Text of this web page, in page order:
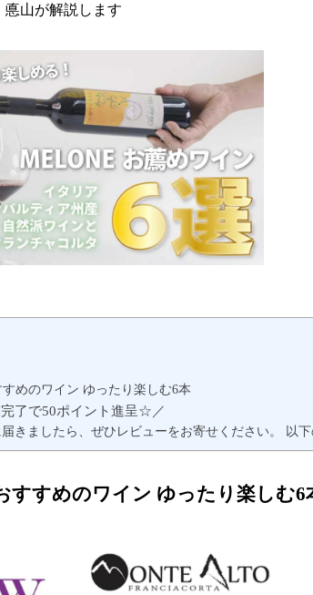
山が解説します
めのワイン ゆったり楽しむ6本
了で50ポイント進呈☆／
きましたら、ぜひレビューをお寄せください。 以
すすめのワイン ゆったり楽しむ6